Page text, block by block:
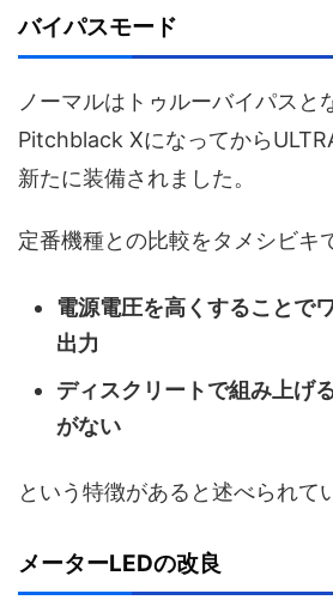
バイパスモード
ノーマルはトゥルーバイパスと
Pitchblack Xになってから
新たに装備されました。
定番機種との比較をタメシビキ
電源電圧を高くすることで
出力
ディスクリートで組み上げ
がない
という特徴があると述べられて
メーターLEDの改良